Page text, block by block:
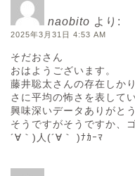
naobito より:
2025年3月31日 4:53 AM
そだおさん
おはようございます。
藤井聡太さんの存在しか
さに平均の怖さを表して
興味深いデータありがと
そうですがそうですか、
´∀｀)人(´∀｀ )ﾅｶｰﾏ